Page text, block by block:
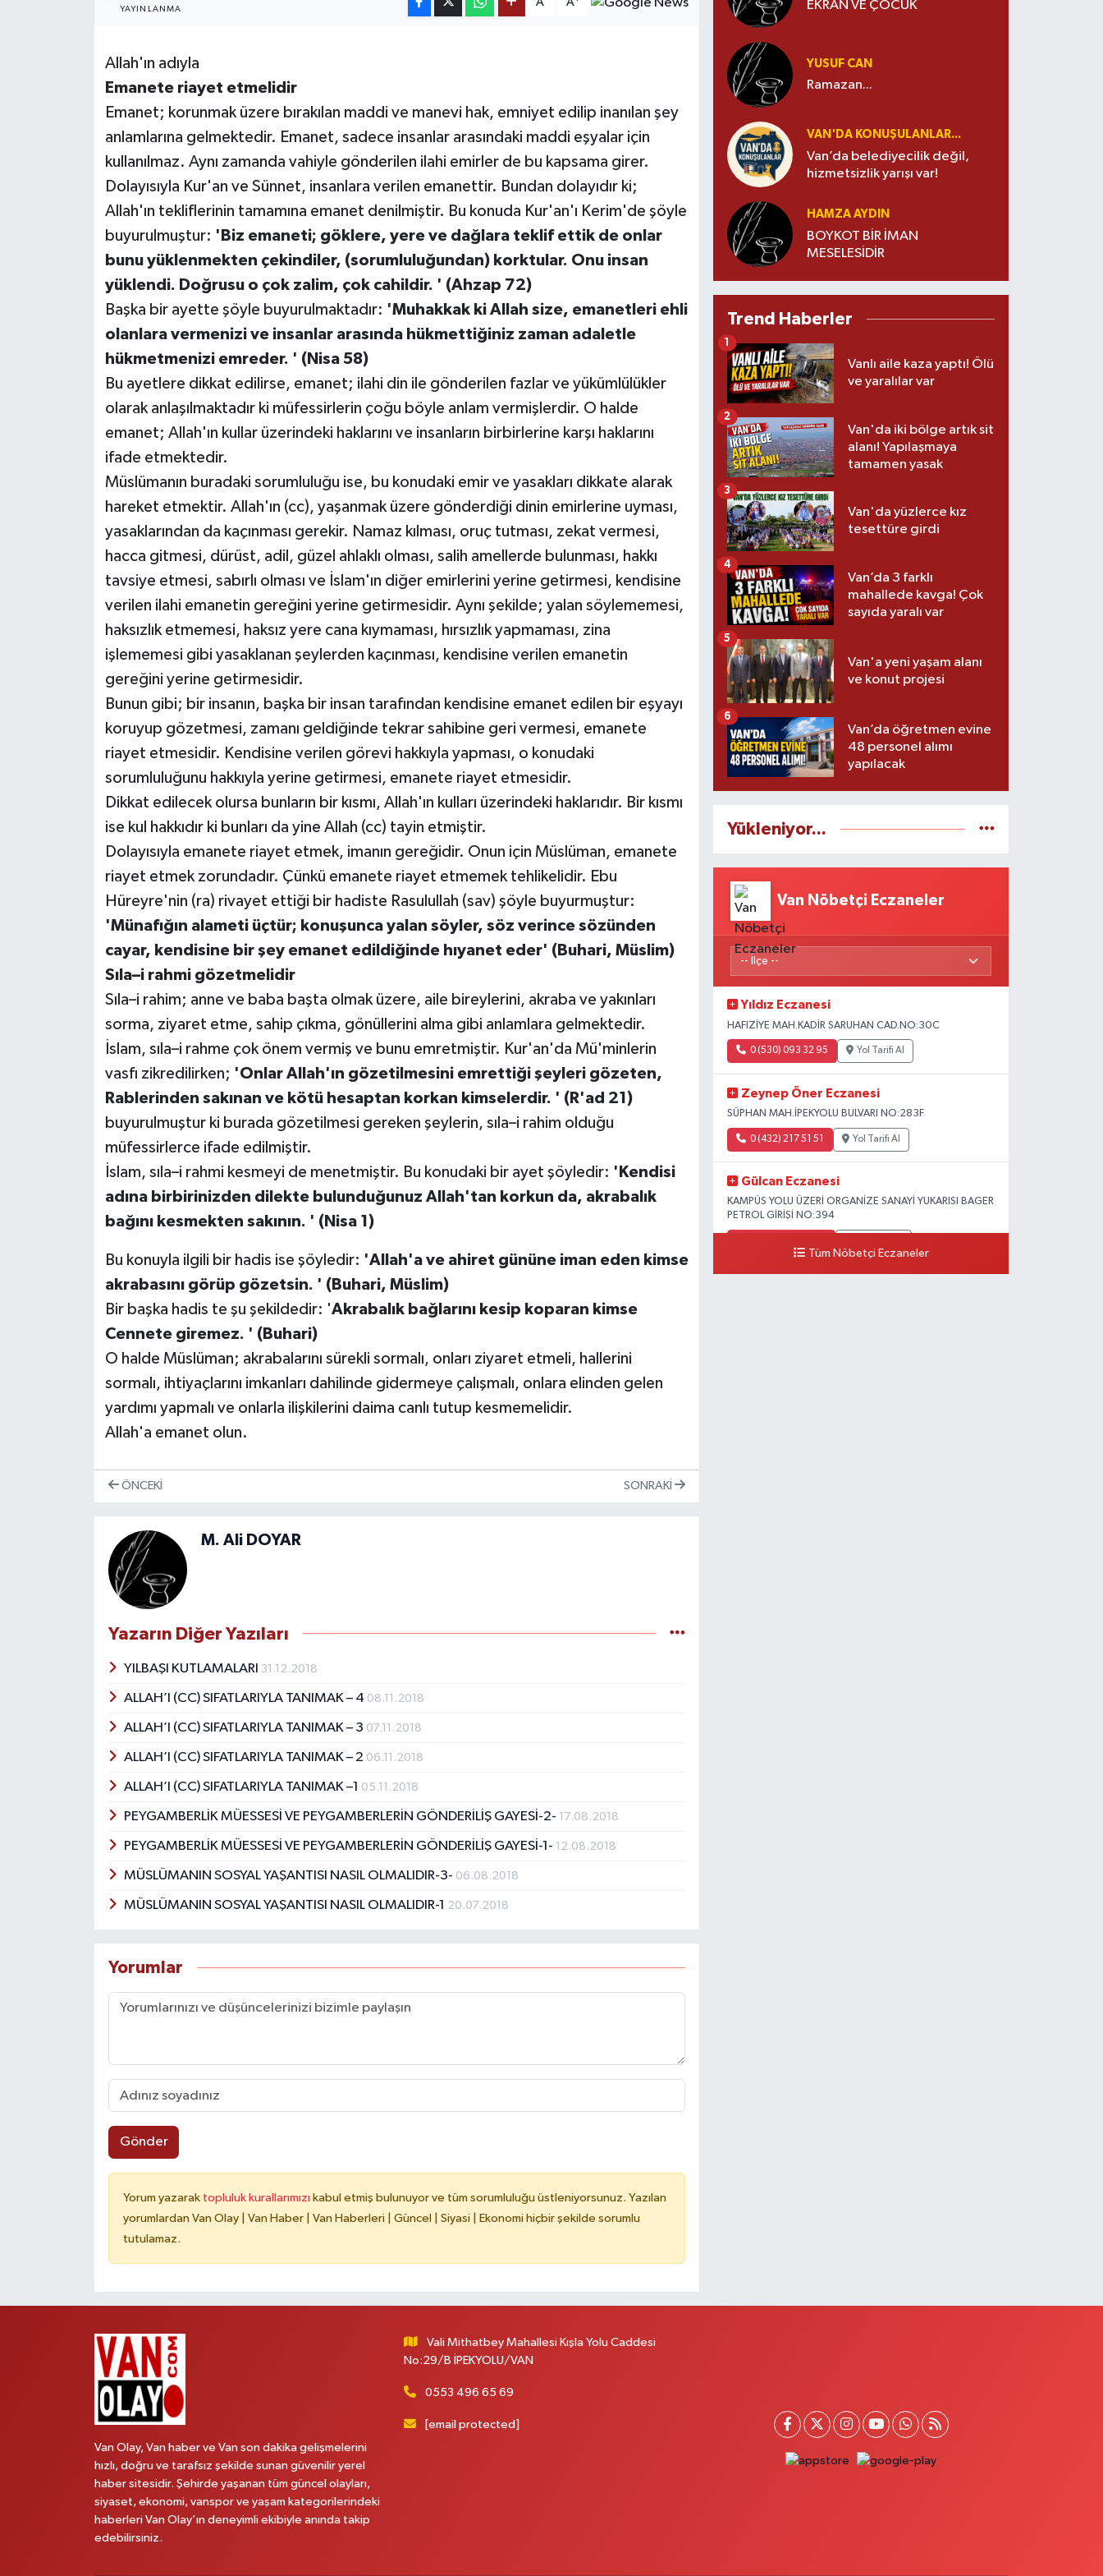
YAYINLANMA
Allah'ın adıyla
Emanete riayet etmelidir
Emanet; korunmak üzere bırakılan maddi ve manevi hak, emniyet edilip inanılan şey
anlamlarına gelmektedir. Emanet, sadece insanlar arasındaki maddi eşyalar için
kullanılmaz. Aynı zamanda vahiyle gönderilen ilahi emirler de bu kapsama girer.
Dolayısıyla Kur'an ve Sünnet, insanlara verilen emanettir. Bundan dolayıdır ki;
Allah'ın tekliflerinin tamamına emanet denilmiştir. Bu konuda Kur'an'ı Kerim'de şöyle
buyurulmuştur: 'Biz emaneti; göklere, yere ve dağlara teklif ettik de onlar
bunu yüklenmekten çekindiler, (sorumluluğundan) korktular. Onu insan
yüklendi. Doğrusu o çok zalim, çok cahildir. ' (Ahzap 72)
Başka bir ayette şöyle buyurulmaktadır: 'Muhakkak ki Allah size, emanetleri ehli
olanlara vermenizi ve insanlar arasında hükmettiğiniz zaman adaletle
hükmetmenizi emreder. ' (Nisa 58)
Bu ayetlere dikkat edilirse, emanet; ilahi din ile gönderilen fazlar ve yükümlülükler
olarak anlaşılmaktadır ki müfessirlerin çoğu böyle anlam vermişlerdir. O halde
emanet; Allah'ın kullar üzerindeki haklarını ve insanların birbirlerine karşı haklarını
ifade etmektedir.
Müslümanın buradaki sorumluluğu ise, bu konudaki emir ve yasakları dikkate alarak
hareket etmektir. Allah'ın (cc), yaşanmak üzere gönderdiği dinin emirlerine uyması,
yasaklarından da kaçınması gerekir. Namaz kılması, oruç tutması, zekat vermesi,
hacca gitmesi, dürüst, adil, güzel ahlaklı olması, salih amellerde bulunması, hakkı
tavsiye etmesi, sabırlı olması ve İslam'ın diğer emirlerini yerine getirmesi, kendisine
verilen ilahi emanetin gereğini yerine getirmesidir. Aynı şekilde; yalan söylememesi,
haksızlık etmemesi, haksız yere cana kıymaması, hırsızlık yapmaması, zina
işlememesi gibi yasaklanan şeylerden kaçınması, kendisine verilen emanetin
gereğini yerine getirmesidir.
Bunun gibi; bir insanın, başka bir insan tarafından kendisine emanet edilen bir eşyayı
koruyup gözetmesi, zamanı geldiğinde tekrar sahibine geri vermesi, emanete
riayet etmesidir. Kendisine verilen görevi hakkıyla yapması, o konudaki
sorumluluğunu hakkıyla yerine getirmesi, emanete riayet etmesidir.
Dikkat edilecek olursa bunların bir kısmı, Allah'ın kulları üzerindeki haklarıdır. Bir kısmı
ise kul hakkıdır ki bunları da yine Allah (cc) tayin etmiştir.
Dolayısıyla emanete riayet etmek, imanın gereğidir. Onun için Müslüman, emanete
riayet etmek zorundadır. Çünkü emanete riayet etmemek tehlikelidir. Ebu
Hüreyre'nin (ra) rivayet ettiği bir hadiste Rasulullah (sav) şöyle buyurmuştur:
'Münafığın alameti üçtür; konuşunca yalan söyler, söz verince sözünden
cayar, kendisine bir şey emanet edildiğinde hıyanet eder' (Buhari, Müslim)
Sıla–i rahmi gözetmelidir
Sıla–i rahim; anne ve baba başta olmak üzere, aile bireylerini, akraba ve yakınları
sorma, ziyaret etme, sahip çıkma, gönüllerini alma gibi anlamlara gelmektedir.
İslam, sıla–i rahme çok önem vermiş ve bunu emretmiştir. Kur'an'da Mü'minlerin
vasfı zikredilirken; 'Onlar Allah'ın gözetilmesini emrettiği şeyleri gözeten,
Rablerinden sakınan ve kötü hesaptan korkan kimselerdir. ' (R'ad 21)
buyurulmuştur ki burada gözetilmesi gereken şeylerin, sıla–i rahim olduğu
müfessirlerce ifade edilmiştir.
İslam, sıla–i rahmi kesmeyi de menetmiştir. Bu konudaki bir ayet şöyledir: 'Kendisi
adına birbirinizden dilekte bulunduğunuz Allah'tan korkun da, akrabalık
bağını kesmekten sakının. ' (Nisa 1)
Bu konuyla ilgili bir hadis ise şöyledir: 'Allah'a ve ahiret gününe iman eden kimse
akrabasını görüp gözetsin. ' (Buhari, Müslim)
Bir başka hadis te şu şekildedir: 'Akrabalık bağlarını kesip koparan kimse
Cennete giremez. ' (Buhari)
O halde Müslüman; akrabalarını sürekli sormalı, onları ziyaret etmeli, hallerini
sormalı, ihtiyaçlarını imkanları dahilinde gidermeye çalışmalı, onlara elinden gelen
yardımı yapmalı ve onlarla ilişkilerini daima canlı tutup kesmemelidir.
Allah'a emanet olun.
ÖNCEKI SONRAKI
M. Ali DOYAR
Yazarın Diğer Yazıları
YILBAŞI KUTLAMALARI 31.12.2018
ALLAH’I (CC) SIFATLARIYLA TANIMAK – 4 08.11.2018
ALLAH’I (CC) SIFATLARIYLA TANIMAK – 3 07.11.2018
ALLAH’I (CC) SIFATLARIYLA TANIMAK – 2 06.11.2018
ALLAH’I (CC) SIFATLARIYLA TANIMAK –1 05.11.2018
PEYGAMBERLİK MÜESSESİ VE PEYGAMBERLERİN GÖNDERİLİŞ GAYESİ-2- 17.08.2018
PEYGAMBERLİK MÜESSESİ VE PEYGAMBERLERİN GÖNDERİLİŞ GAYESİ-1- 12.08.2018
MÜSLÜMANIN SOSYAL YAŞANTISI NASIL OLMALIDIR-3- 06.08.2018
MÜSLÜMANIN SOSYAL YAŞANTISI NASIL OLMALIDIR-1 20.07.2018
Yorumlar
Gönder
Yorum yazarak topluluk kurallarımızı kabul etmiş bulunuyor ve tüm sorumluluğu üstleniyorsunuz. Yazılan
yorumlardan Van Olay | Van Haber | Van Haberleri | Güncel | Siyasi | Ekonomi hiçbir şekilde sorumlu
tutulamaz.
EKRAN VE ÇOCUK
YUSUF CAN
Ramazan...
VAN'DA KONUŞULANLAR...
Van’da belediyecilik değil,
hizmetsizlik yarışı var!
HAMZA AYDIN
BOYKOT BİR İMAN
MESELESİDİR
Trend Haberler
Vanlı aile kaza yaptı! Ölü
ve yaralılar var
1
Van'da iki bölge artık sit
alanı! Yapılaşmaya
tamamen yasak
2
Van'da yüzlerce kız
tesettüre girdi
3
Van’da 3 farklı
mahallede kavga! Çok
sayıda yaralı var
4
Van'a yeni yaşam alanı
ve konut projesi
5
Van’da öğretmen evine
48 personel alımı
yapılacak
6
Yükleniyor...
Van Nöbetçi Eczaneler
Yıldız Eczanesi
HAFIZİYE MAH.KADİR SARUHAN CAD.NO:30C
0 (530) 093 32 95 Yol Tarifi Al
Zeynep Öner Eczanesi
SÜPHAN MAH.İPEKYOLU BULVARI NO:283F
0 (432) 217 51 51 Yol Tarifi Al
Gülcan Eczanesi
KAMPÜS YOLU ÜZERİ ORGANİZE SANAYİ YUKARISI BAGER
PETROL GİRİŞİ NO:394
0 (544) 718 97 64 Yol Tarifi Al
Tüm Nöbetçi Eczaneler
Van Olay, Van haber ve Van son dakika gelişmelerini
hızlı, doğru ve tarafsız şekilde sunan güvenilir yerel
haber sitesidir. Şehirde yaşanan tüm güncel olayları,
siyaset, ekonomi, vanspor ve yaşam kategorilerindeki
haberleri Van Olay’ın deneyimli ekibiyle anında takip
edebilirsiniz.
Vali Mithatbey Mahallesi Kışla Yolu Caddesi
No:29/B İPEKYOLU/VAN
0553 496 65 69
[email protected]